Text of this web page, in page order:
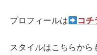
プロフィールは コチ
スタイルはこちらから